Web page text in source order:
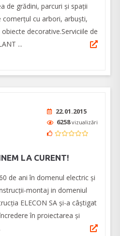
de grădini, parcuri și spații
comerțul cu arbori, arbuști,
decorative.Serviciile de
...
22.01.2015
6258vizualizări
LA CURENT!
de ani în domenul electric și
montaj in domeniul
ELECON SA și-a câștigat
în proiectarea și